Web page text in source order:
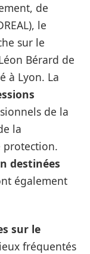
de
le
sur le
Bérard de
à Lyon. La
de la
la
protection.
destinées
également
sur le
fréquentés